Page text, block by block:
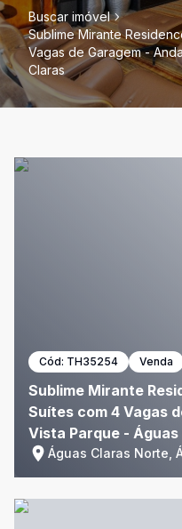
Buscar imóvel
Sublime Mirante
Vagas de Garagem -
Claras
Cód: TH35254 Venda
Sublime Mirante
Suítes com 4 Vagas
Vista Parque - Águas
Águas Claras Norte,